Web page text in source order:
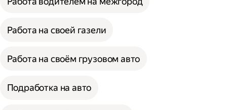
Работа на своей газели
Работа на своём грузовом авто
Подработка на авто